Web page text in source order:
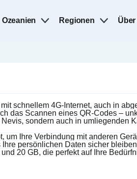
Ozeanien Regionen
schnellem 4G-Internet, auch in
das Scannen eines QR-Codes –
sondern auch in umliegenden
um Ihre Verbindung mit anderen
persönlichen Daten sicher
20 GB, die perfekt auf Ihre